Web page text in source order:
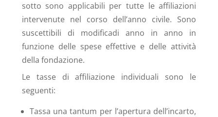
sotto sono applicabili per tutte le affiliazioni
intervenute nel corso dell’anno civile. Sono
suscettibili di modificadi anno in anno in
funzione delle spese effettive e delle attività
della fondazione.
Le tasse di affiliazione individuali sono le
seguenti:
Tassa una tantum per l’apertura dell’incarto,